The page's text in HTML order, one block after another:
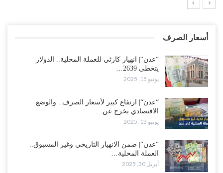
أسعار الصرف
“عدن“| انهيار كارثي للعملة المحلية.. الدولار
يتخطى 2639…
يونيو 15, 2025
“عدن“| ارتفاع كبير لأسعار الصرف.. والوضع
الاقتصادي يخرج عن…
يونيو 13, 2025
“عدن“| ضمن الانهيار التاريخي وغير المسبوق..
العملة المحلية…
أبريل 30, 2025